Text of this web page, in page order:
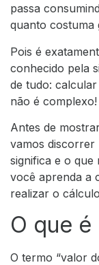
passa
quanto costuma
Pois é
conhecido pela
de tudo:
não é complexo!
Antes de
vamos discorrer
significa e o
você aprenda a
realizar o
O que é
O termo “valor